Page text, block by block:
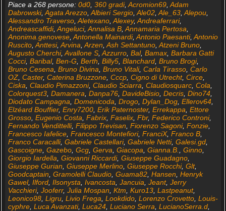
Piace a 268 persone: 0d0, 360 gradi, Acromion69, Adam
Dabrowski, Agata Arezzo, Albieri Sergio, Ale02, Ale_63, Alepou,
Alessandro Traverso, Aletexano, Alexey, Andreaferrari,
Andreascaffidi, Angeluci, Annalisa B, Annamaria Pertosa
Anonima.genovese, Antonella Mainardi, Antonio Paesanti, Antonio
Ruscito, Anttesi, Arvina Arzen Ash Settantuno, Atzeni Bruno,
Augusto Cherchi, Avallone S, Azzurro, Bal, Bamax, Barbara Gatti
Cocci, Baribal, Ben-G Berth Billy5, Blanchard, Bruno Brogi,
Bruno Cesena Bruno Divina Bruno Vitali, Carla Tirasso, Carlo
OZ, Caster, Caterina Bruzzone, Cccp, Cigno di Utrecht, Circe,
Ciska Claudio Pimazzoni, Claudio Sciarra Claudiosquarc, Cola
Colorquest3, Damanera Danpa76, DavideBisio, Decris, Dino74,
Diodato Campagna Domenicoda Drogo, Dylan_Dog, Ellerov64,
Elzéard Bouffier, Enry7200, Erik Paternoster, Errekappa Ettore
Grosso, Eugenio Costa Fabrix, Faselix, Fbr, Federico Controni,
Fernando Vendittelli, Filippo Trevisan Fiorenzo Sagoni, Fonzie,
Francesco Iafelice, Francesco Montefiori, FranciX, Franco B,
Franco Caracalli, Gabriele Castellari, Gabriele Netti, Galesi.gd,
Gascoigne, Gazebo, Gcg, Gerva Giacopa Gianna.B. Ginno,
Giorgio Iardella Giovanni Riccardi, Giuseppe Guadagno,
Giuseppe Gurian Giuseppe Merlino, Giuseppe Rocchi, Glt,
Goodcaptain Gramolelli Claudio, Guama82, Hansen Henryk
Gawel, Ilford, Ilsonysta Ivancosta Jancuia Jeant, Jerry
Vacchieri, Jooferr, Julia Mospan Ktm Kuro13, Lastpeanut,
Leonico98, Ligru, Livio Frega Lookdido, Lorenzo Crovetto, Louis-
cyphre, Luca Avanzati, Luca24, Luciano Serra LucianoSerra.d,